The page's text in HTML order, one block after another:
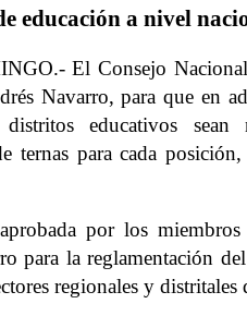
educación a nivel
El Consejo
Navarro, para que en
educativos
ternas para cada
por los
para la reglamentación
regionales y